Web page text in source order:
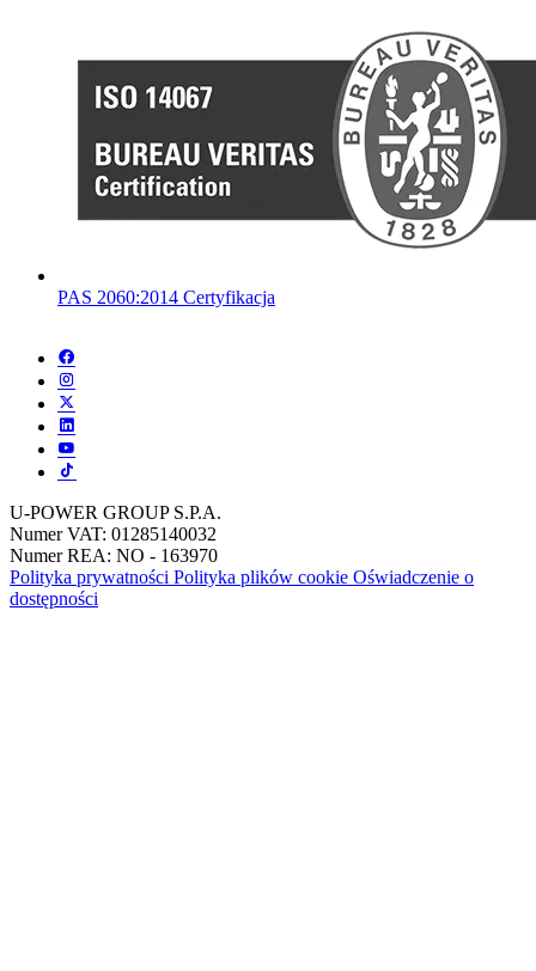
PAS 2060:2014 Certyfikacja
Polityka prywatności Polityka plików cookie Oświadczenie o
dostępności
U-POWER GROUP S.P.A.
Numer VAT: 01285140032
Numer REA: NO - 163970